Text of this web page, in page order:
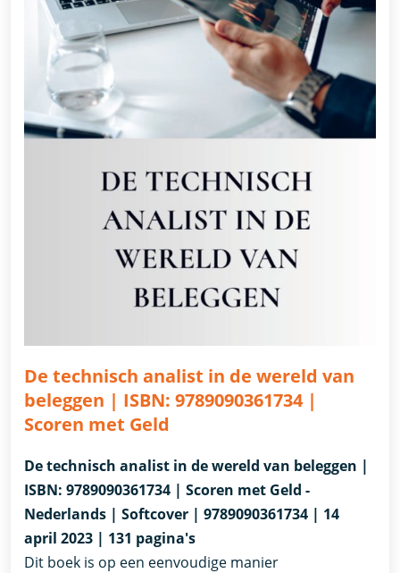
De technisch analist in de wereld van
beleggen | ISBN: 9789090361734 |
Scoren met Geld
De technisch analist in de wereld van beleggen |
ISBN: 9789090361734 | Scoren met Geld -
Nederlands | Softcover | 9789090361734 | 14
april 2023 | 131 pagina's
Dit boek is op een eenvoudige manier